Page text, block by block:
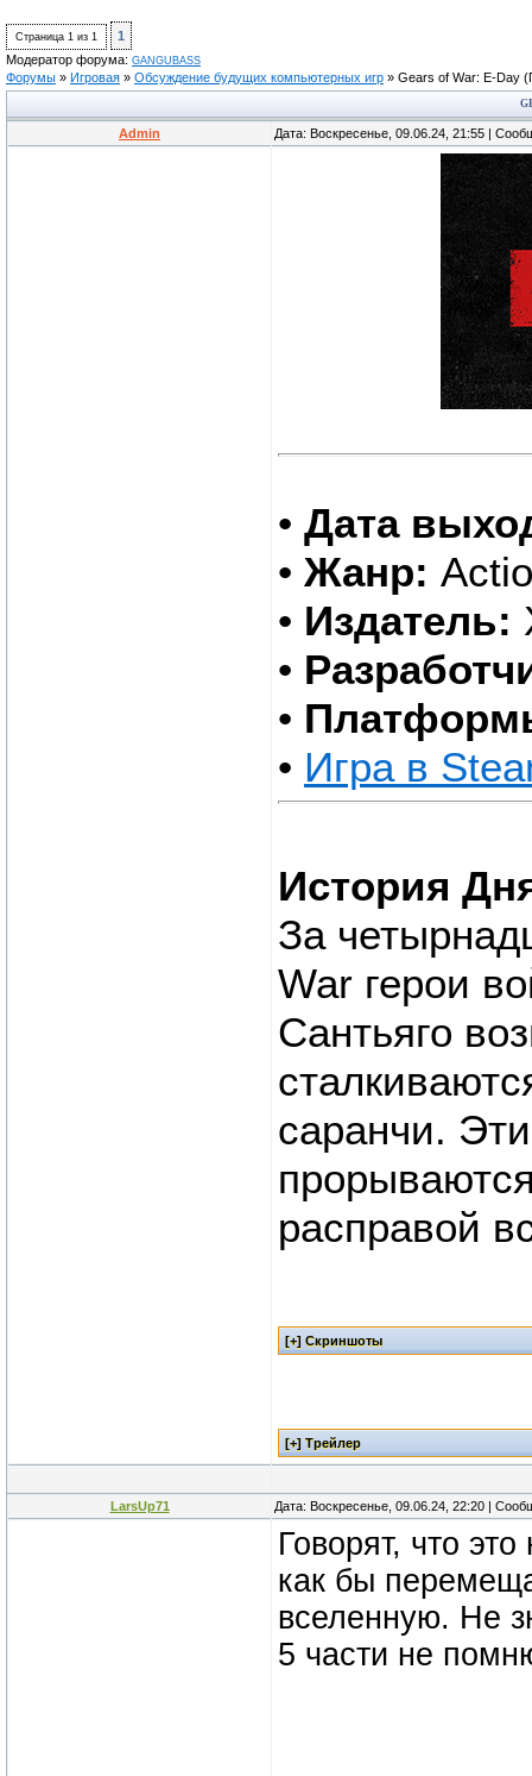
Страница 1 из 1
1
Модератор форума: GANGUBASS
Форумы » Игровая » Обсуждение будущих компьютерных игр » Gears of War: E-Day
Admin Дата: Воскресенье, 09.06.24, 21:55 |
• Дата
• Жанр:
• Издатель:
•
•
• Игра в
История
За
War герои
Сантьяго
саранчи.
расправой
LarsUp71 Дата: Воскресенье, 09.06.24, 22:20 |
Говорят, что
как бы
вселенную. Не
5 части не